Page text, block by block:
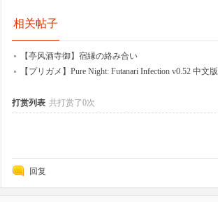
相关帖子
【亭风酒寺御】宿縁の絡み合い
【プリガメ】Pure Night: Futanari Infection v0.52 中文版
打赏列表 共打赏了0次
回复